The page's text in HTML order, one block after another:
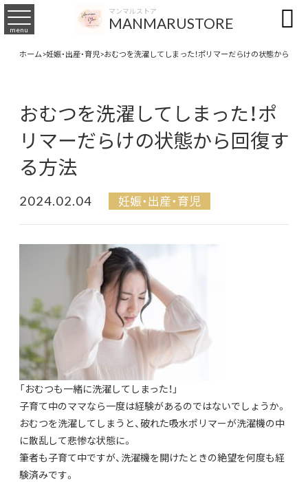
マンマルストア
MANMARUSTORE
menu 
ホーム>妊娠・出産・育児>おむつを洗濯してしまった！ポリマーだらけの状態から回復
おむつを洗濯してしまった！ポ
リマーだらけの状態から回復す
る方法
2024.02.04 妊娠・出産・育児
「おむつも一緒に洗濯してしまった！」
子育て中のママなら一度は経験があるのではないでしょうか。
おむつを洗濯してしまうと、破れた吸水ポリマーが洗濯機の中
に散乱して悲惨な状態に。
筆者も子育て中ですが、洗濯機を開けたときの絶望を何度も経
験済みです。